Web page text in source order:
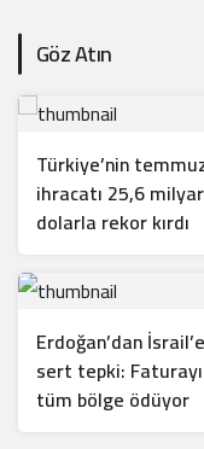
Göz Atın
Türkiye’nin
ihracatı 25,6 milyar
dolarla rekor kırdı
Erdoğan’dan İsrail’e
sert tepki: Faturayı
tüm bölge ödüyor